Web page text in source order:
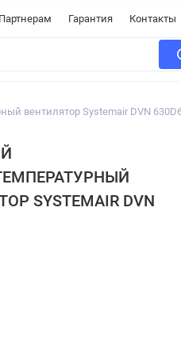
Партнерам Гарантия Контакты
вентилятор Systemair DVN
SYSTEMAIR DVN